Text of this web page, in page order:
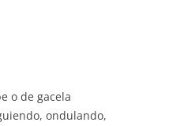
o de gacela
ondulando,